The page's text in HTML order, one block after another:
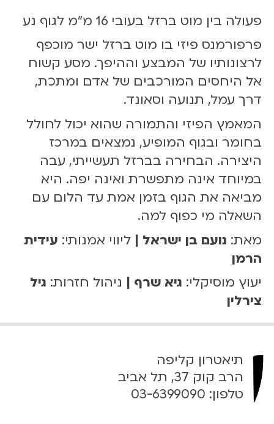
פעולה בין מוט ברזל בעובי 16 מ"מ לגוף נע
פרפורמנס פיזי בו מוט ברזל ישר מוכפף
לרצונותיו של המבצע וההיפך. מסע קשוח
אל היחסים המורכבים של אדם ומתכת,
דרך עמל, תנועה וסאונד.
המאמץ הפיזי והתמורה שהוא יכול לחולל
בחומר ובגוף המופיע, נמצאים במרכז
היצירה. הבחירה בברזל תעשייתי, עבה
במיוחד אינה מתפשרת ואינה יפה. היא
מביאה את הגוף בזמן אמת עד הלום עם
השאלה מי כפוף למה.
מאת: נועם בן ישראל | ליווי אמנותי: עידית
הרמן
יעוץ מוסיקלי: גיא שרף | ניהול חזרות: גיל
צירלין
תיאטרון קליפה
הרב קוק 37, תל אביב
טלפון: 03-6399090